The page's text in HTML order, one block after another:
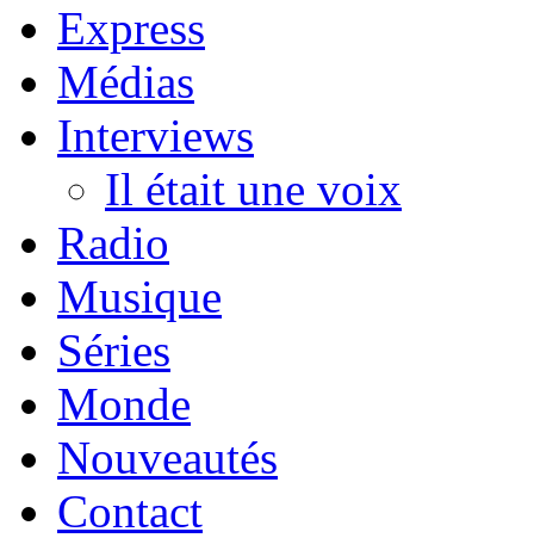
Express
Médias
Interviews
Il était une voix
Radio
Musique
Séries
Monde
Nouveautés
Contact